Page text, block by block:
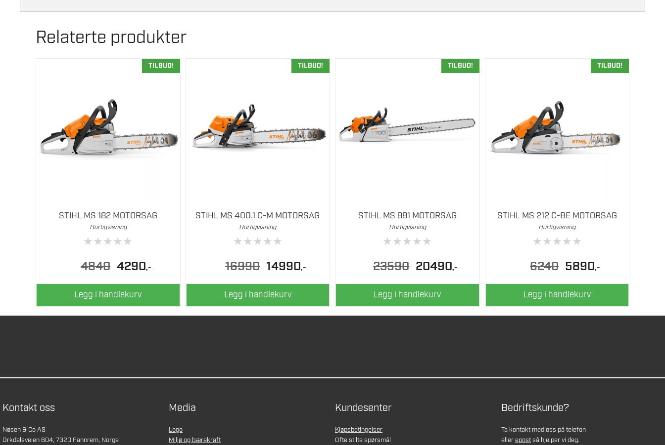
Relaterte produkter
TILBUD!
STIHL MS 182 MOTORSAG
Hurtigvisning
★★★★★
4840
Opprinnelig
pris
var:
4840.
4290pris
er:
,-
Legg i handlekurv
TILBUD!
STIHL MS 400.1 C-M MOTORSAG
Hurtigvisning
★★★★★
16990
Opprinnelig
pris
var:
16990.
14990pris
er:
,-
Legg i handlekurv
TILBUD!
STIHL MS 881 MOTORSAG
Hurtigvisning
★★★★★
23590
Opprinnelig
pris
var:
23590.
20490pris
er:
,-
Legg i handlekurv
TILBUD!
STIHL MS 212 C-BE MOTORSAG
Hurtigvisning
★★★★★
6240
Opprinnelig
pris
var:
6240.
5890pris
er:
,-
Legg i handlekurv
Kontakt oss
Nøsen & Co AS
Orkdalsveien 604, 7320 Fannrem, Norge
Media
Logo
Miljø og bærekraft
Kundesenter
Kjøpsbetingelser
Ofte stilte spørsmål
Bedriftskunde?
Ta kontakt med oss på telefon
ellerepostså hjelper vi deg.